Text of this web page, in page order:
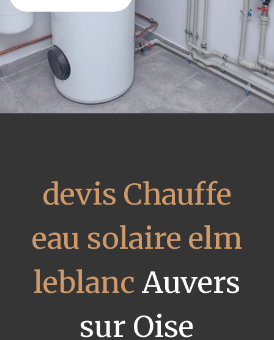
devis Chauffe
eau solaire elm
leblanc Auvers
sur Oise